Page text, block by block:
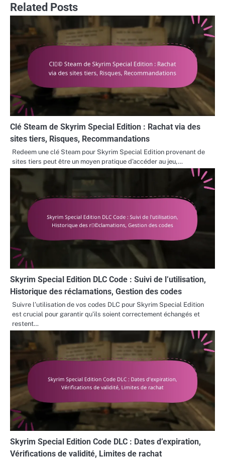
Related Posts
Clé Steam de Skyrim Special Edition : Rachat via des
sites tiers, Risques, Recommandations
Redeem une clé Steam pour Skyrim Special Edition provenant de
sites tiers peut être un moyen pratique d’accéder au jeu,…
Skyrim Special Edition DLC Code : Suivi de l’utilisation,
Historique des réclamations, Gestion des codes
Suivre l’utilisation de vos codes DLC pour Skyrim Special Edition
est crucial pour garantir qu’ils soient correctement échangés et
restent…
Skyrim Special Edition Code DLC : Dates d’expiration,
Vérifications de validité, Limites de rachat